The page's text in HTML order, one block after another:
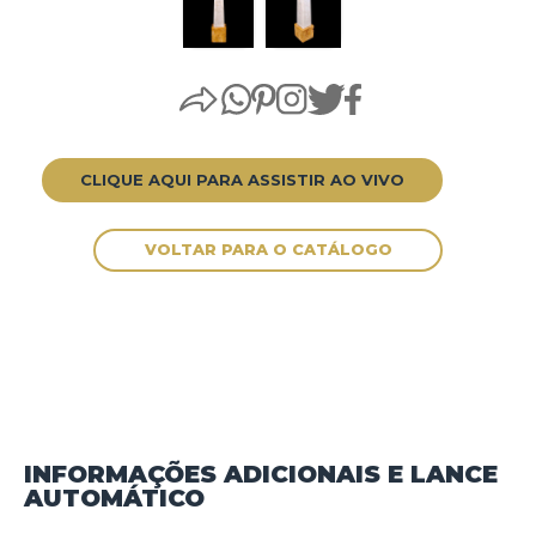
INFORMAÇÕES ADICIONAIS E LANCE
AUTOMÁTICO
CLIQUE AQUI PARA ASSISTIR AO VIVO